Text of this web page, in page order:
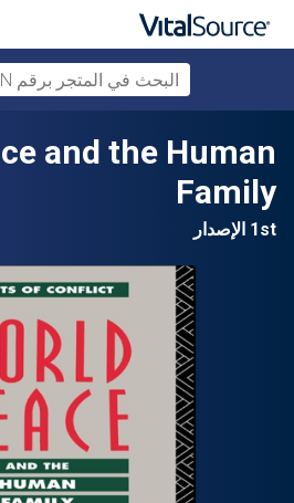
and the Human
Family
1st الإصدار